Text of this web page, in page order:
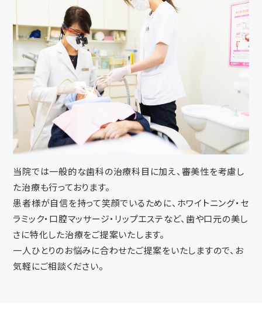
当院では一般的な歯科の治療科目に加え、審美性を考慮し
た治療も行っております。
患者様が自信を持って笑顔でいるために、ホワイトニング・セ
ラミック・口腔マッサージ・リップエステなど、歯や口元の美し
さに特化した治療をご提案いたします。
一人ひとりのお悩みに合わせたご提案をいたしますので、お
気軽にご相談ください。